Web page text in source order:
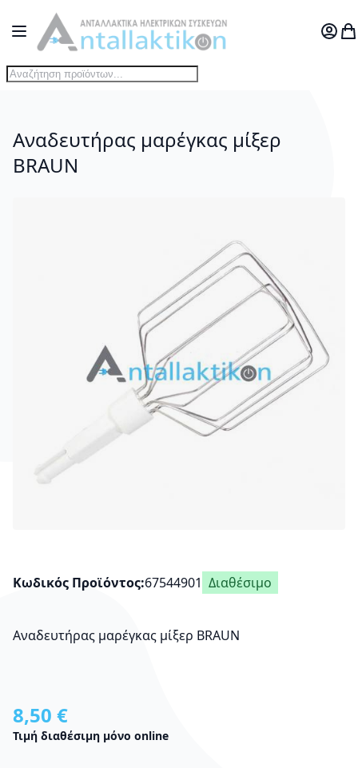
Μετάβαση στο περιεχόμενο
Toggle Nav
Ο
Αναδευτήρας μαρέγκας μίξερ
BRAUN
Κωδικός Προϊόντος 67544901 Διαθέσιμο
Αναδευτήρας μαρέγκας μίξερ BRAUN
8,50 €
Τιμή διαθέσιμη μόνο online